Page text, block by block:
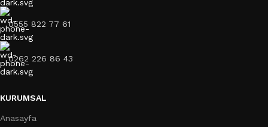
0555 822 77 61
0262 226 86 43
KURUMSAL
Anasayfa